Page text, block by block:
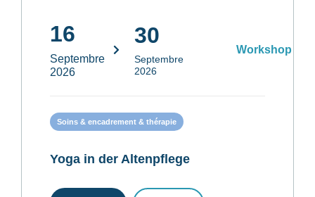
16
Septembre
2026
30
Septembre
2026
Workshop
Soins & encadrement & thérapie
Yoga in der Altenpflege